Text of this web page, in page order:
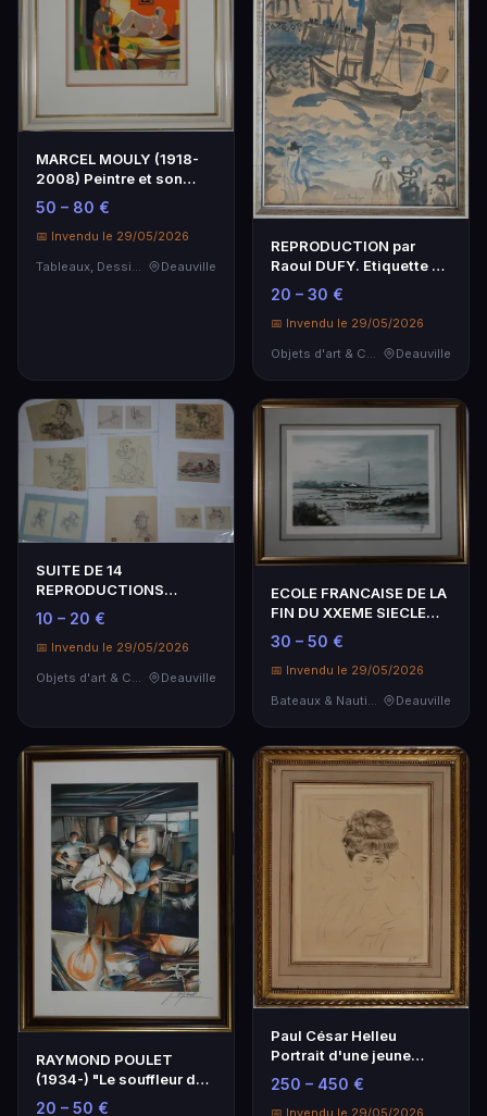
MARCEL MOULY (1918-
2008) Peintre et son
modèle, lithographie…
50 – 80 €
📅 Invendu le 29/05/2026
Tableaux, Dessins & Estampes
Deauville
REPRODUCTION par
Raoul DUFY. Etiquette au
dos "Honfleur HARB…
20 – 30 €
📅 Invendu le 29/05/2026
Deauville
SUITE DE 14
REPRODUCTIONS
DISNEY Mickey, Donald,
Pinocchio, …
10 – 20 €
📅 Invendu le 29/05/2026
Objets d'art & Curiosités
Deauville
ECOLE FRANCAISE DE LA
FIN DU XXEME SIECLE
Barques et voilier…
30 – 50 €
📅 Invendu le 29/05/2026
Deauville
RAYMOND POULET
(1934-) "Le souffleur de
verre", estampe, lit…
20 – 50 €
Paul César Helleu
Portrait d'une jeune
femme - Œuvre d'art
unique
250 – 450 €